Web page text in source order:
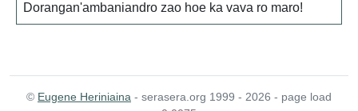
Dorangan'ambaniandro zao hoe ka vava ro maro!
© Eugene Heriniaina - serasera.org 1999 - 2026 - page load